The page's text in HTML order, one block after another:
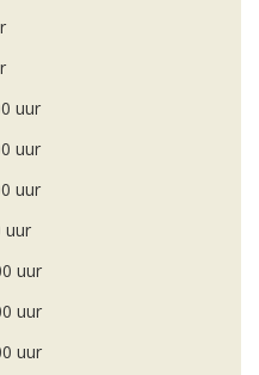
uur
uur
uur
uur
uur
uur
uur